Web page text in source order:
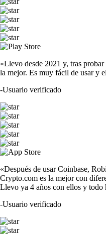
«Llevo desde 2021 y, tras
la mejor. Es muy fácil de usar y
-Usuario verificado
«Después de usar Coinbase,
Crypto.com es la mejor con
Llevo ya 4 años con ellos y todo
-Usuario verificado